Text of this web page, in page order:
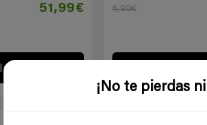
¡No te pierdas
51,99€
Ir al chollo
6,90€